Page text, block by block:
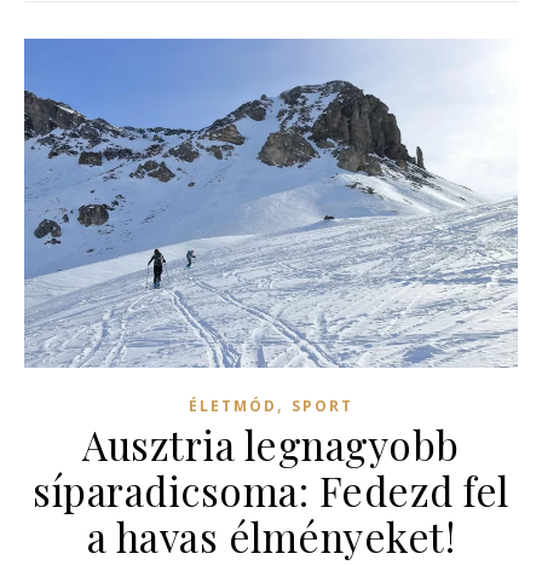
ÉLETMÓD , SPORT
Ausztria legnagyobb
síparadicsoma: Fedezd fel
a havas élményeket!